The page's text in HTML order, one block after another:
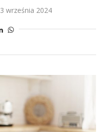
3 września 2024